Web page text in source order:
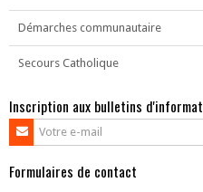
Démarches communautaire
Secours Catholique
Inscription aux bulletins
Formulaires de contact